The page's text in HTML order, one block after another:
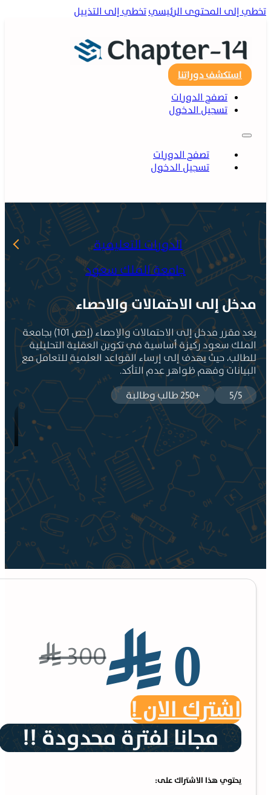
إلى المحتوى الرئيسيتخطي إلى التذييل
استكشف دوراتنا
تصفح الدورات
تسجيل الدخول
تصفح الدورات
تسجيل الدخول
الدورات التعليمية
جامعة الملك سعود
إلى الاحتمالات والاحصاء
يعد مقرر مدخل إلى الاحتمالات والإحصاء (إحص 101) بجامعة
سعود ركيزة أساسية في تكوين العقلية التحليلية
حيث يهدف إلى إرساء القواعد العلمية للتعامل مع
وفهم ظواهر عدم التأكد.
5/5
+250 طالب وطالبة
⃁300⃁ 0
اشترك الان !
مجانا لفترة محدودة !!
يحتوي هذا الاشتراك على: